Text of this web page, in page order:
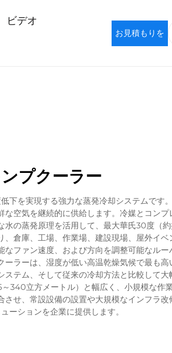
ビデオ
お見積もりを
プクーラー
下を実現する強力な蒸発冷却システムです
空気を継続的に供給します。冷媒とコン
の蒸発原理を活用して、最大華氏30度（
倉庫、工場、作業場、建設現場、屋外イ
ファン速度、および方向を調整可能なル
ラーは、湿度が低い高温乾燥気候で最も
テム、そして従来の冷却方法と比較して
340立方メートル）と幅広く、小規模な作
せ、常設設備の設置や大規模なインフラ
ーションを企業に提供します。